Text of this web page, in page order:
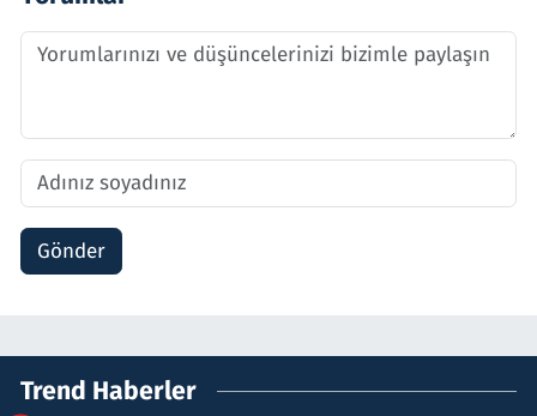
Gönder
Trend Haberler